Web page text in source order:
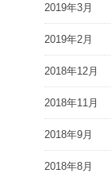
2019年3月
2019年2月
2018年12月
2018年11月
2018年9月
2018年8月